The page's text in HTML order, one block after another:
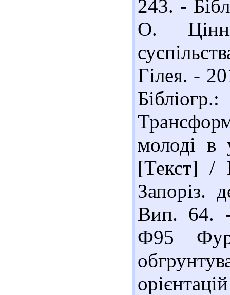
243. -
О.
Гілея. -
молоді в
[Текст] /
Запоріз.
Вип. 64.
Ф95